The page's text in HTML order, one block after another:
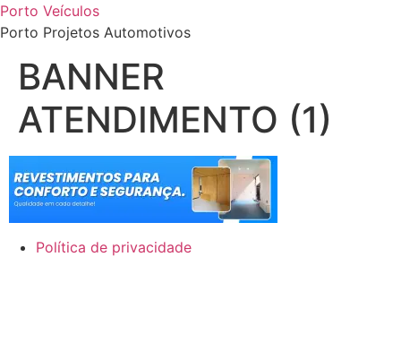
Porto Veículos
Porto Projetos Automotivos
BANNER
ATENDIMENTO (1)
Política de privacidade